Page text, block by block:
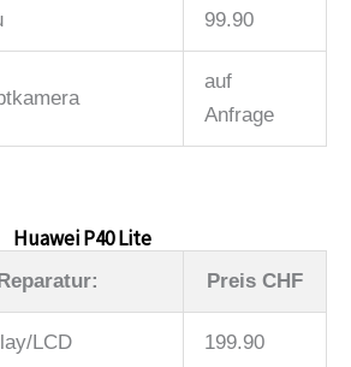
99.90
auf
Anfrage
Huawei P40 Lite
Preis CHF
LCD 199.90